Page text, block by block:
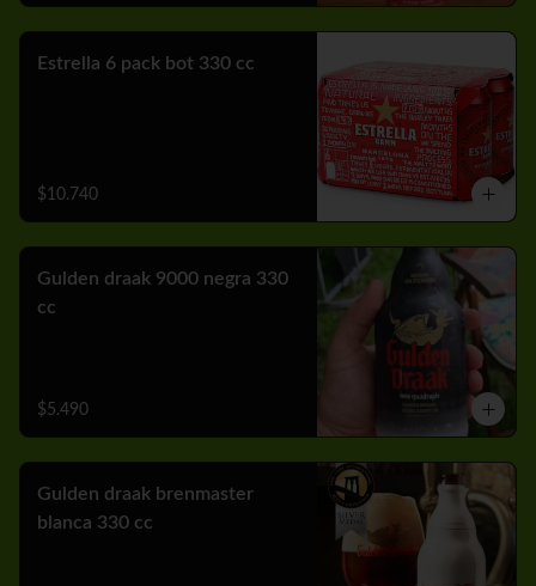
Estrella 6 pack bot 330 cc
$10.740
Gulden draak 9000 negra 330
cc
$5.490
Gulden draak brenmaster
blanca 330 cc